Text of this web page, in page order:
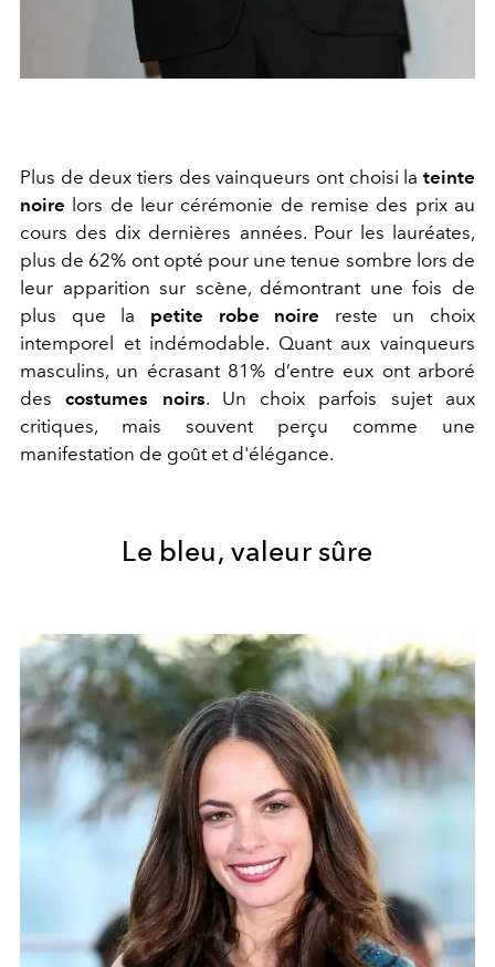
Plus de deux tiers des vainqueurs ont choisi la teinte
noire lors de leur cérémonie de remise des prix au
cours des dix dernières années. Pour les lauréates,
plus de 62% ont opté pour une tenue sombre lors de
leur apparition sur scène, démontrant une fois de
plus que la petite robe noire reste un choix
intemporel et indémodable. Quant aux vainqueurs
masculins, un écrasant 81% d’entre eux ont arboré
descostumes noirs. Un choix parfois sujet aux
critiques, mais souvent perçu comme une
manifestation de goût et d'élégance.
Le bleu, valeur sûre